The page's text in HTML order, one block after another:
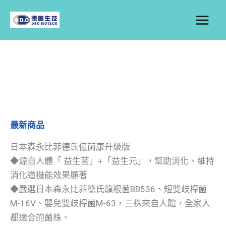
最新商品
日本森永比菲德氏億菌康升級版
◆源自人體「 益生菌」+「益生元」，幫助消化、維持
消化道機能效果顯著
◆嚴選日本森永比菲德氏龍根菌BB536、短雙歧桿菌
M-16V、嬰兒雙歧桿菌M-63，三株來自人體，全家人
都適合的菌株。